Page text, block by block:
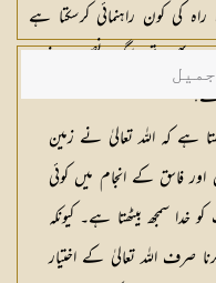
راہ کی کون راہنمائی کرسکتا ہے
پھر بھی تم لوگ نصیحت نہیں
ہے کہ اللہ تعالیٰ نے زمین
اور فاسق کے انجام میں کوئی
سمجھ بیٹھتا ہے۔ کیونکہ
صرف اللہ تعالیٰ کے اختیار